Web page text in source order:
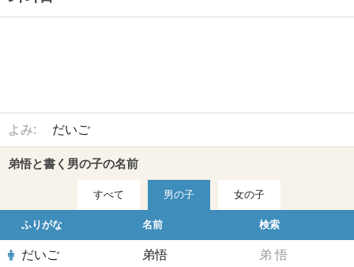
よみ: だいご
弟悟と書く男の子の名前
すべて 男の子 女の子
ふりがな 名前 検索
だいご 弟悟 弟 悟